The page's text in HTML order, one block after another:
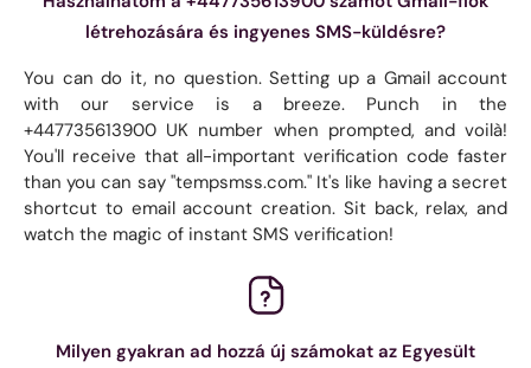
létrehozására és ingyenes SMS-küldésre?
You can do it, no question. Setting up a Gmail account
with our service is a breeze. Punch in the
+447735613900 UK number when prompted, and voilà!
You'll receive that all-important verification code faster
than you can say "tempsmss.com." It's like having a secret
shortcut to email account creation. Sit back, relax, and
watch the magic of instant SMS verification!
Milyen gyakran ad hozzá új számokat az Egyesült